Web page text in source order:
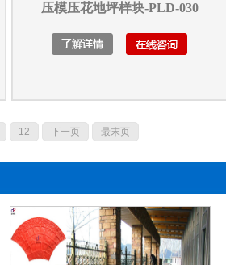
压模压花地坪样块-PLD-030
12 下一页 最末页